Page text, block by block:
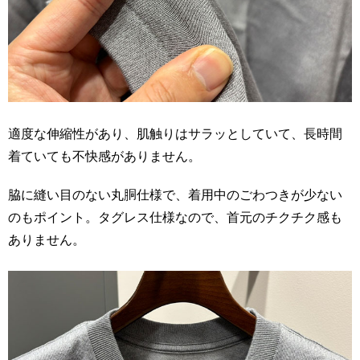
適度な伸縮性があり、肌触りはサラッとしていて、長時間
着ていても不快感がありません。
脇に縫い目のない丸胴仕様で、着用中のごわつきが少ない
のもポイント。タグレス仕様なので、首元のチクチク感も
ありません。